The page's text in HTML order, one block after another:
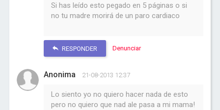
Si has leído esto pegado en 5 páginas o si
no tu madre morirá de un paro cardiaco
RESPONDER Denunciar
Anonima 21-08-2013 12:37
Lo siento yo no quiero hacer nada de esto
pero no quiero que nad ale pasa a mi mama!